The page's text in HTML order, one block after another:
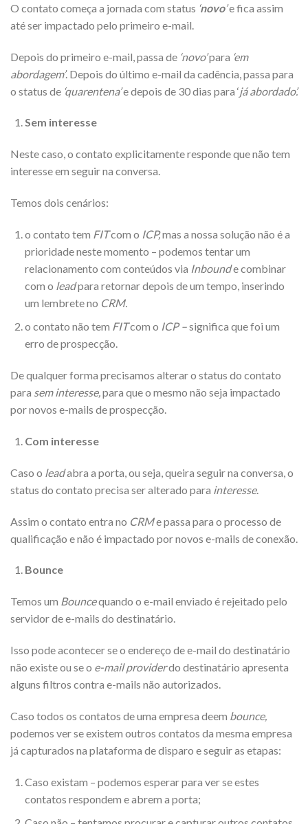
O contato começa a jornada com status novo’e fica assim
até ser impactado pelo primeiro e-mail.
Depois do primeiro e-mail, passa de ‘novo’para ‘em
abordagem’. Depois do último e-mail da cadência, passa para
o status de ‘quarentena’e depois de 30 dias para ‘já abordado’.
Sem interesse
Neste caso, o contato explicitamente responde que não tem
interesse em seguir na conversa.
Temos dois cenários:
o contato tem FITcom o ICP,mas a nossa solução não é a
prioridade neste momento – podemos tentar um
relacionamento com conteúdos via Inbounde combinar
com o leadpara retornar depois de um tempo, inserindo
um lembrete no CRM.
o contato não tem FITcom o ICP –significa que foi um
erro de prospecção.
De qualquer forma precisamos alterar o status do contato
para sem interesse,para que o mesmo não seja impactado
por novos e-mails de prospecção.
Com interesse
Caso o leadabra a porta, ou seja, queira seguir na conversa, o
status do contato precisa ser alterado para interesse.
Assim o contato entra no CRMe passa para o processo de
qualificação e não é impactado por novos e-mails de conexão.
Bounce
Temos um Bouncequando o e-mail enviado é rejeitado pelo
servidor de e-mails do destinatário.
Isso pode acontecer se o endereço de e-mail do destinatário
não existe ou se o e-mail providerdo destinatário apresenta
alguns filtros contra e-mails não autorizados.
Caso todos os contatos de uma empresa deem bounce,
podemos ver se existem outros contatos da mesma empresa
já capturados na plataforma de disparo e seguir as etapas:
Caso existam – podemos esperar para ver se estes
contatos respondem e abrem a porta;